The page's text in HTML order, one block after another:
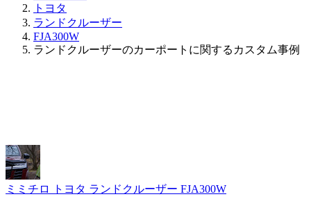
トヨタ
ランドクルーザー
FJA300W
ランドクルーザーのカーポートに関するカスタム事例
ミミチロ トヨタ ランドクルーザー FJA300W